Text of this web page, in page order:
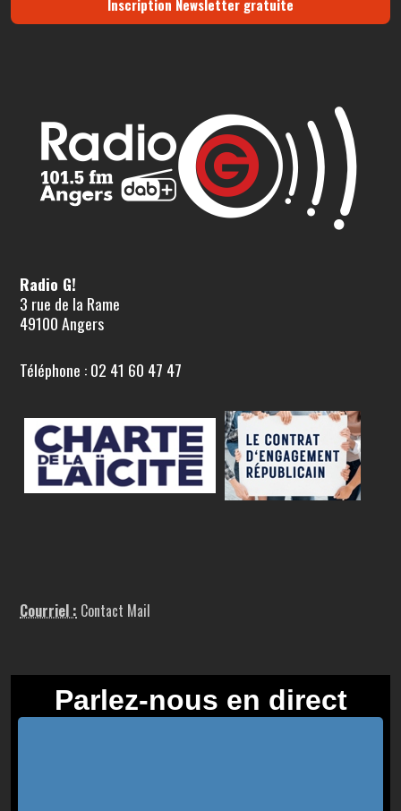
Inscription Newsletter gratuite
Radio G!
3 rue de la Rame
49100 Angers
Téléphone : 02 41 60 47 47
Courriel : Contact Mail